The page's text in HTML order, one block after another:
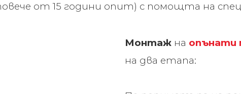
от 15 години опит) с помощта на
Монтаж на опънати
на два етапа: